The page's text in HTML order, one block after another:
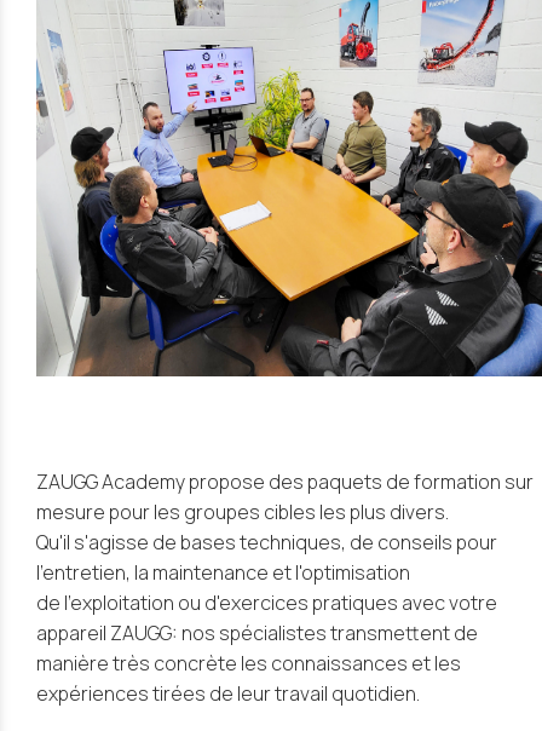
ZAUGG Academy propose des paquets de formation sur
mesure pour les groupes cibles les plus divers.
Qu'il s'agisse de bases techniques, de conseils pour
l'entretien, la maintenance et l'optimisation
de l'exploitation ou d'exercices pratiques avec votre
appareil ZAUGG: nos spécialistes transmettent de
manière très concrète les connaissances et les
expériences tirées de leur travail quotidien.